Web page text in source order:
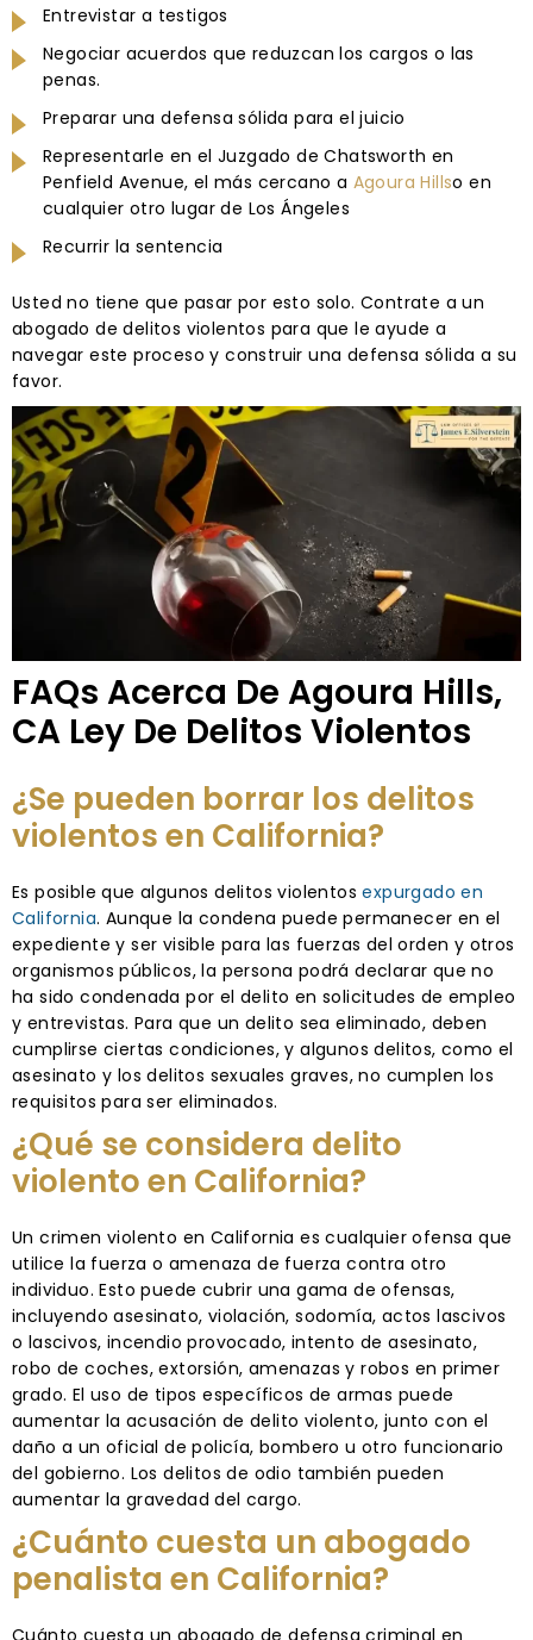
Entrevistar a testigos
Negociar acuerdos que reduzcan los cargos o las
penas.
Preparar una defensa sólida para el juicio
Representarle en el Juzgado de Chatsworth en
Penfield Avenue, el más cercano a Agoura Hillso en
cualquier otro lugar de Los Ángeles
Recurrir la sentencia
Usted no tiene que pasar por esto solo. Contrate a un
abogado de delitos violentos para que le ayude a
navegar este proceso y construir una defensa sólida a su
favor.
FAQs Acerca De Agoura Hills,
CA Ley De Delitos Violentos
¿Se pueden borrar los delitos
violentos en California?
Es posible que algunos delitos violentosexpurgado en
California. Aunque la condena puede permanecer en el
expediente y ser visible para las fuerzas del orden y otros
organismos públicos, la persona podrá declarar que no
ha sido condenada por el delito en solicitudes de empleo
y entrevistas. Para que un delito sea eliminado, deben
cumplirse ciertas condiciones, y algunos delitos, como el
asesinato y los delitos sexuales graves, no cumplen los
requisitos para ser eliminados.
¿Qué se considera delito
violento en California?
Un crimen violento en California es cualquier ofensa que
utilice la fuerza o amenaza de fuerza contra otro
individuo. Esto puede cubrir una gama de ofensas,
incluyendo asesinato, violación, sodomía, actos lascivos
o lascivos, incendio provocado, intento de asesinato,
robo de coches, extorsión, amenazas y robos en primer
grado. El uso de tipos específicos de armas puede
aumentar la acusación de delito violento, junto con el
daño a un oficial de policía, bombero u otro funcionario
del gobierno. Los delitos de odio también pueden
aumentar la gravedad del cargo.
¿Cuánto cuesta un abogado
penalista en California?
Cuánto cuesta un abogado de defensa criminal en